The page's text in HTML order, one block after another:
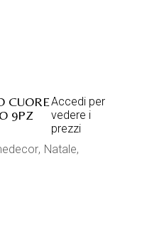
CUORE
9PZ
Accedi per
vedere i
prezzi
Natale